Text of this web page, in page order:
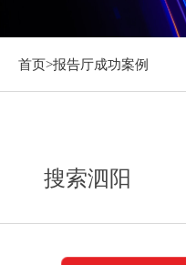
首页>报告厅成功案例
搜索泗阳